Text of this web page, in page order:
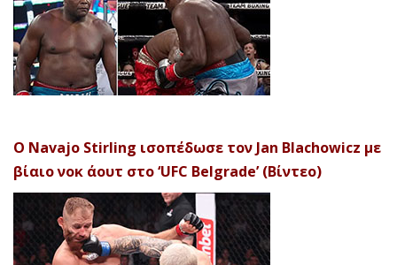
Ο Navajo Stirling ισοπέδωσε τον Jan Blachowicz με
βίαιο νοκ άουτ στο ‘UFC Belgrade’ (Βίντεο)